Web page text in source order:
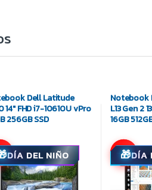
Dell Latitude
14″ FHD i7-10610U vPro
256GB SSD
DÍA DEL NIÑO
Notebook
L13 Gen 2
16GB
-11%DÍA